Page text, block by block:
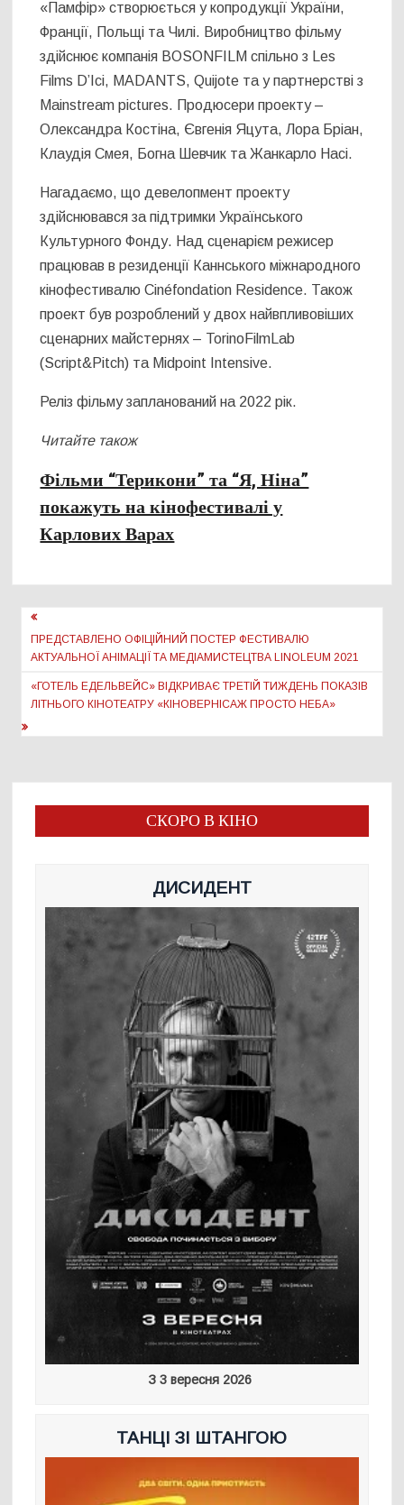
«Памфір» створюється у копродукції України,
Франції, Польщі та Чилі. Виробництво фільму
здійснює компанія BOSONFILM спільно з Les
Films D’Ici, MADANTS, Quijote та у партнерстві з
Mainstream pictures. Продюсери проекту –
Олександра Костіна, Євгенія Яцута, Лора Бріан,
Клаудія Смея, Богна Шевчик та Жанкарло Насі.
Нагадаємо, що девелопмент проекту
здійснювався за підтримки Українського
Культурного Фонду. Над сценарієм режисер
працював в резиденції Каннського міжнародного
кінофестивалю Cinéfondation Residence. Також
проект був розроблений у двох найвпливовіших
сценарних майстернях – TorinoFilmLab
(Script&Pitch) та Midpoint Intensive.
Реліз фільму запланований на 2022 рік.
Читайте також
Фільми “Терикони” та “Я, Ніна”
покажуть на кінофестивалі у
Карлових Варах
Навігація
записів
ПРЕДСТАВЛЕНО ОФІЦІЙНИЙ ПОСТЕР ФЕСТИВАЛЮ
АКТУАЛЬНОЇ АНІМАЦІЇ ТА МЕДІАМИСТЕЦТВА LINOLEUM 2021
«ГОТЕЛЬ ЕДЕЛЬВЕЙС» ВІДКРИВАЄ ТРЕТІЙ ТИЖДЕНЬ ПОКАЗІВ
ЛІТНЬОГО КІНОТЕАТРУ «КІНОВЕРНІСАЖ ПРОСТО НЕБА»
СКОРО В КІНО
ДИСИДЕНТ
З 3 вересня 2026
ТАНЦІ ЗІ ШТАНГОЮ